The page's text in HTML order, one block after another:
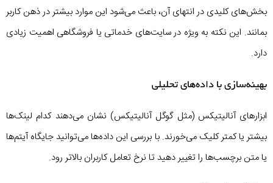
بخش‌های کلیدی در انتهای آن، باعث می‌شود این موارد بیشتر در ذهن کاربر
بمانند. این نکته به‌ ویژه در سایت‌های خدماتی یا فروشگاهی اهمیت زیادی
دارد.
بهینه‌سازی با داده‌های تحلیلی
ابزارهای آنالیتیکس (مثل گوگل آنالیتیکس) نشان می‌دهند کدام لینک‌ها
بیشتر یا کمتر کلیک می‌خورند. با بررسی این داده‌ها می‌توانید جایگاه آیتم‌ها
یا متن برچسب‌ها را تغییر دهید تا نرخ تعامل کاربران بالاتر رود.